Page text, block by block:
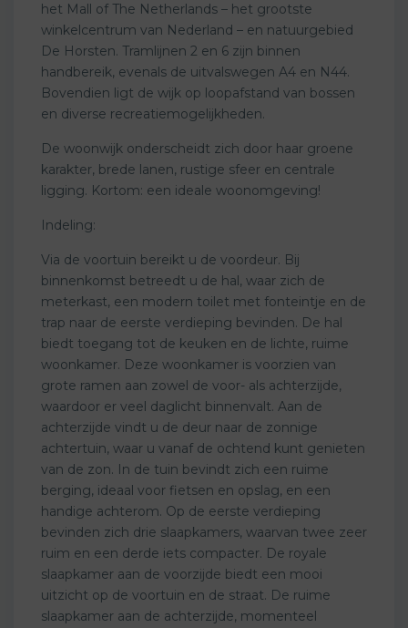
het Mall of The Netherlands – het grootste
winkelcentrum van Nederland – en natuurgebied
De Horsten. Tramlijnen 2 en 6 zijn binnen
handbereik, evenals de uitvalswegen A4 en N44.
Bovendien ligt de wijk op loopafstand van bossen
en diverse recreatiemogelijkheden.
De woonwijk onderscheidt zich door haar groene
karakter, brede lanen, rustige sfeer en centrale
ligging. Kortom: een ideale woonomgeving!
Indeling:
Via de voortuin bereikt u de voordeur. Bij
binnenkomst betreedt u de hal, waar zich de
meterkast, een modern toilet met fonteintje en de
trap naar de eerste verdieping bevinden. De hal
biedt toegang tot de keuken en de lichte, ruime
woonkamer. Deze woonkamer is voorzien van
grote ramen aan zowel de voor- als achterzijde,
waardoor er veel daglicht binnenvalt. Aan de
achterzijde vindt u de deur naar de zonnige
achtertuin, waar u vanaf de ochtend kunt genieten
van de zon. In de tuin bevindt zich een ruime
berging, ideaal voor fietsen en opslag, en een
handige achterom. Op de eerste verdieping
bevinden zich drie slaapkamers, waarvan twee zeer
ruim en een derde iets compacter. De royale
slaapkamer aan de voorzijde biedt een mooi
uitzicht op de voortuin en de straat. De ruime
slaapkamer aan de achterzijde, momenteel